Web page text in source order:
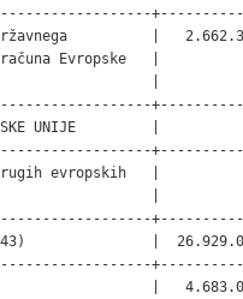
|
Evropske   |
|
UNIJE         |
evropskih   |
|
|
|